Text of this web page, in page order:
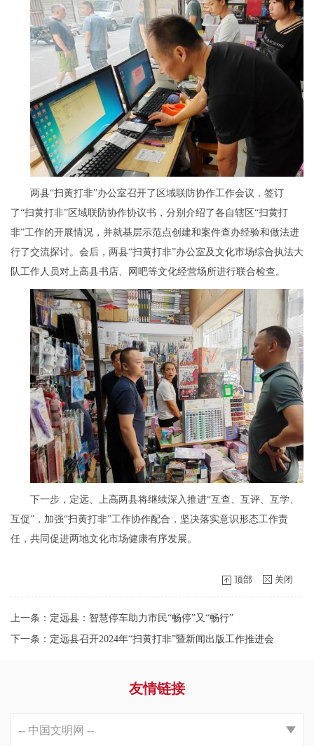
两县“扫黄打非”办公室召开了区域联防协作工作会议，签订
了“扫黄打非”区域联防协作协议书，分别介绍了各自辖区“扫黄打
非”工作的开展情况，并就基层示范点创建和案件查办经验和做法进
行了交流探讨。 会后，两县“扫黄打非”办公室及文化市场综合执法大
队工作人员对上高县书店、网吧等文化经营场所进行联合检查。
下一步，定远、上高两县将继续深入推进“互查、互评、互学、
互促”，加强“扫黄打非”工作协作配合，坚决落实意识形态工作责
任，共同促进两地文化市场健康有序发展。
顶部 关闭
上一条：定远县：智慧停车助力市民“畅停”又“畅行”
下一条：定远县召开2024年“扫黄打非”暨新闻出版工作推进会
友情链接